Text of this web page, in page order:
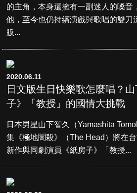
的主角，本身還擁有一副迷人的嗓音
他，至今也仍持續演戲與歌唱的雙刀
販...
2020.06.11
日文版生日快樂歌怎麼唱？
子》「教授」的國情大挑戰
日本男星山下智久（Yamashita
集《極地闇殺》（The Head）將在
新作與同劇演員《紙房子》「教授...